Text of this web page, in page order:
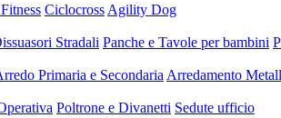
Ciclocross Agility Dog
Stradali Panche e Tavole per bambini
Primaria e Secondaria Arredamento
Poltrone e Divanetti Sedute ufficio